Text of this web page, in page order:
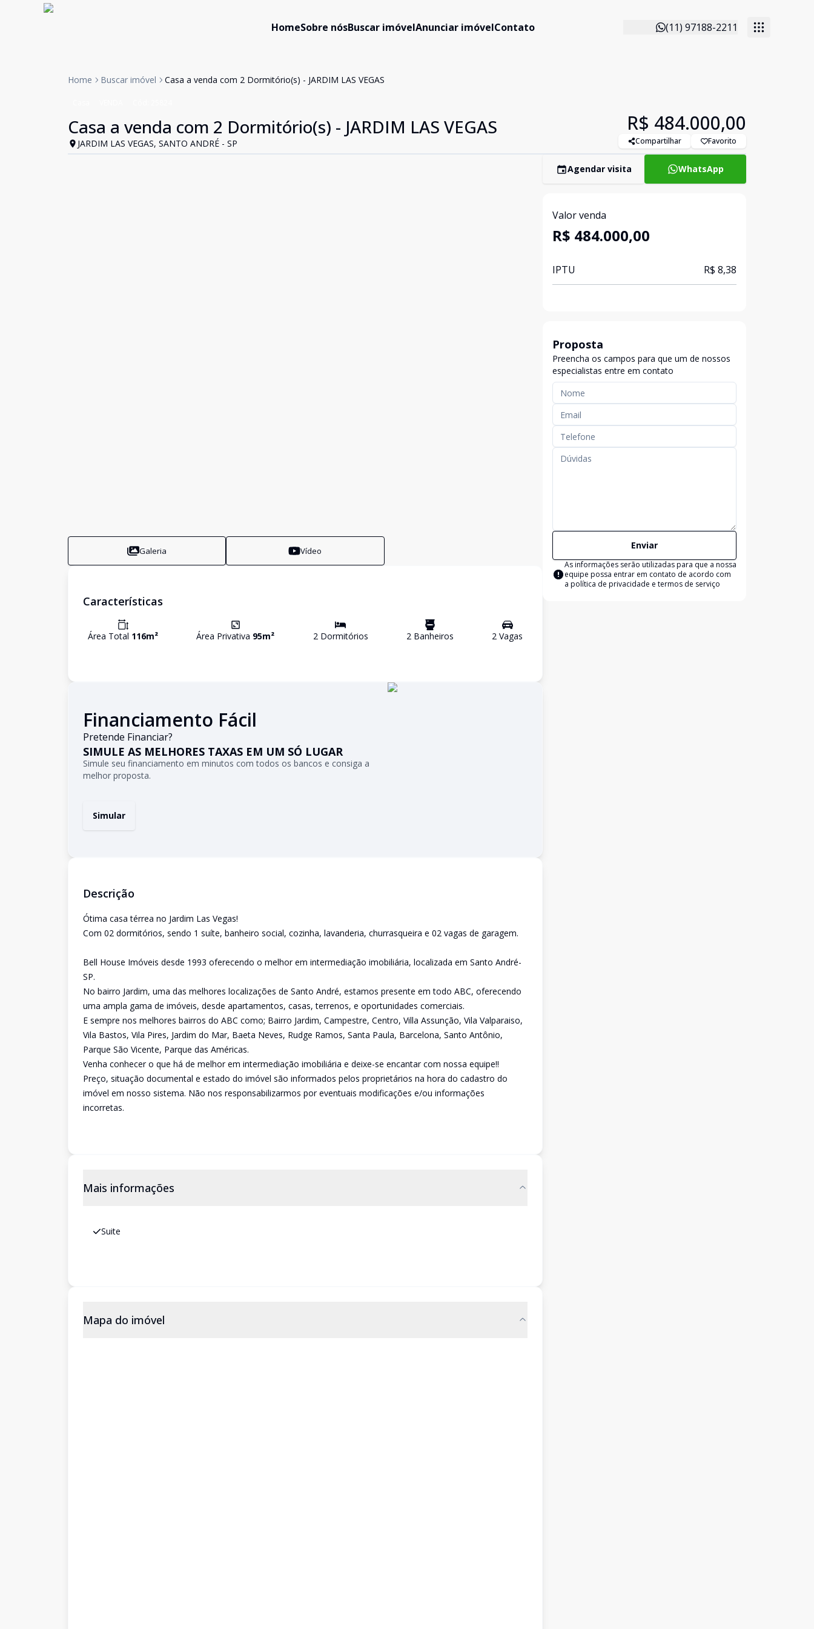
HomeSobre nósBuscar imóvelAnunciar imóvelContato (11) 97188-2211
Home Buscar imóvel Casa a venda com 2 Dormitório(s) - JARDIM LAS VEGAS
Casa a venda com 2 Dormitório(s) - JARDIM LAS VEGAS
JARDIM LAS VEGAS, SANTO ANDRÉ - SP
R$ 484.000,00
Compartilhar Favorito
Galeria Vídeo
Características
Área Total 116m² Área Privativa 95m² 2Dormitórios 2Banheiros 2 Vagas
Financiamento Fácil
Pretende Financiar?
SIMULE AS MELHORES TAXAS EM UM SÓ LUGAR
Simule seu financiamento em minutos com todos os bancos e consiga a
melhor proposta.
Simular
Descrição
Ótima casa térrea no Jardim Las Vegas!
Com 02 dormitórios, sendo 1 suíte, banheiro social, cozinha, lavanderia, churrasqueira e 02 vagas de garagem.
Bell House Imóveis desde 1993 oferecendo o melhor em intermediação imobiliária, localizada em Santo André-
SP.
No bairro Jardim, uma das melhores localizações de Santo André, estamos presente em todo ABC, oferecendo
uma ampla gama de imóveis, desde apartamentos, casas, terrenos, e oportunidades comerciais.
E sempre nos melhores bairros do ABC como; Bairro Jardim, Campestre, Centro, Villa Assunção, Vila Valparaiso,
Vila Bastos, Vila Pires, Jardim do Mar, Baeta Neves, Rudge Ramos, Santa Paula, Barcelona, Santo Antônio,
Parque São Vicente, Parque das Américas.
Venha conhecer o que há de melhor em intermediação imobiliária e deixe-se encantar com nossa equipe!!
Preço, situação documental e estado do imóvel são informados pelos proprietários na hora do cadastro do
imóvel em nosso sistema. Não nos responsabilizarmos por eventuais modificações e/ou informações
incorretas.
Mais informações
Suite
Mapa do imóvel
Agendar visita WhatsApp
Valor venda
R$ 484.000,00
IPTU R$ 8,38
Proposta
Preencha os campos para que um de nossos
especialistas entre em contato
Enviar
As informações serão utilizadas para que a nossa
equipe possa entrar em contato de acordo com
a política de privacidade e termos de serviço